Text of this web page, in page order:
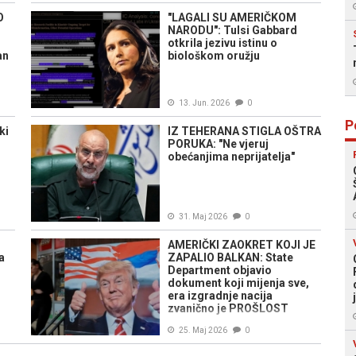
"LAGALI SU AMERIČKOM
NARODU": Tulsi Gabbard
otkrila jezivu istinu o
biološkom oružju
13. Jun. 2026 0
IZ TEHERANA STIGLA OŠTRA
PORUKA: "Ne vjeruj
obećanjima neprijatelja"
31. Maj 2026 0
AMERIČKI ZAOKRET KOJI JE
ZAPALIO BALKAN: State
Department objavio
dokument koji mijenja sve,
era izgradnje nacija
zvanično je PROŠLOST
25. Maj 2026 0